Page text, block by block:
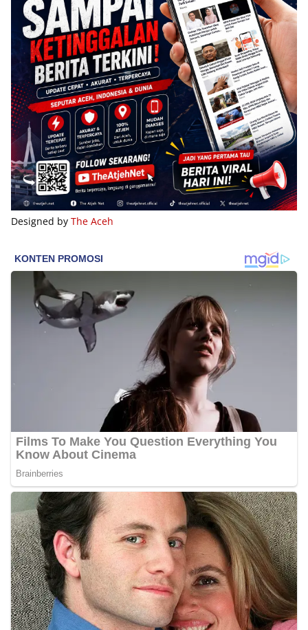
Designed by The Aceh